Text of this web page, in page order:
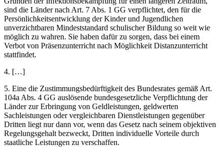
sind die Länder nach Art. 7 Abs. 1 GG verpflichtet, den für die
Persönlichkeitsentwicklung der Kinder und Jugendlichen
unverzichtbaren Mindeststandard schulischer Bildung so weit wie
möglich zu wahren. Sie haben dafür zu sorgen, dass bei einem
Verbot von Präsenzunterricht nach Möglichkeit Distanzunterricht
stattfindet.
4. […]
5. Eine die Zustimmungsbedürftigkeit des Bundesrates gemäß Art.
104a Abs. 4 GG auslösende bundesgesetzliche Verpflichtung der
Länder zur Erbringung von Geldleistungen, geldwerten
Sachleistungen oder vergleichbaren Dienstleistungen gegenüber
Dritten liegt nur dann vor, wenn das Gesetz nach seinem objektiven
Regelungsgehalt bezweckt, Dritten individuelle Vorteile durch
staatliche Leistungen zu verschaffen.